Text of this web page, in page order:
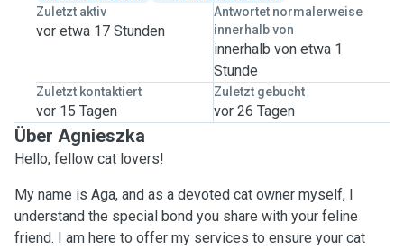
Zuletzt aktiv
vor etwa 17 Stunden
Antwortet normalerweise
innerhalb von
innerhalb von etwa 1
Stunde
Zuletzt kontaktiert
vor 15 Tagen
Zuletzt gebucht
vor 26 Tagen
Über Agnieszka
Hello, fellow cat lovers!
My name is Aga, and as a devoted cat owner myself, I
understand the special bond you share with your feline
friend. I am here to offer my services to ensure your cat